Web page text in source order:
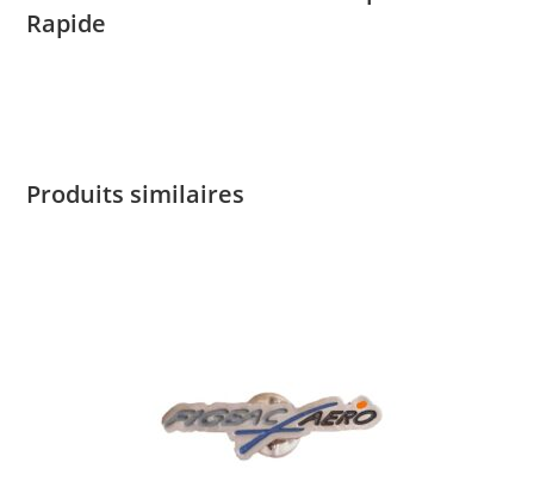
Rapide
Produits similaires